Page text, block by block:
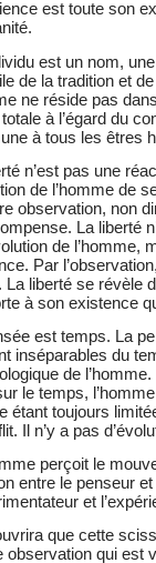
est toute son
est un nom,
de la tradition et
ne réside pas
à l’égard du
à tous les êtres
n’est pas une
de l’homme de
observation, non
La liberté
de l’homme,
Par
La liberté se révèle
à son existence
est temps. La
inséparables du
de
le temps,
étant toujours
Il n’y a pas
perçoit le
entre le penseur et
et
que cette
observation qui est